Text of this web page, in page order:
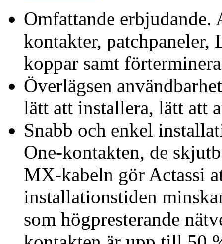
Omfattande
kontakter,
koppar samt
Överlägsen
lätt att installera, lätt att
Snabb och enkel
One-kontakten, de
MX-kabeln gör Actassi
installationstiden
som högpresterande